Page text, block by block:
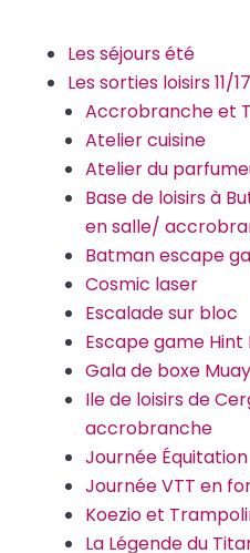
Les séjours été
Les sorties loisirs 11/
Accrobranche et
Atelier cuisine
Atelier du
Base de loisirs à
en salle/
Batman escape
Cosmic laser
Escalade sur bloc
Escape game Hint
Gala de boxe
Ile de loisirs de
accrobranche
Journée Équitation
Journée VTT en
Koezio et
La Légende du